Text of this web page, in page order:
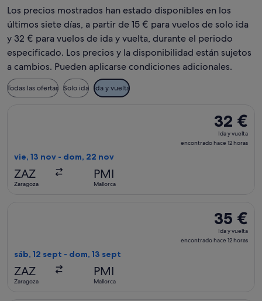
Los precios mostrados han estado disponibles en los
últimos siete días, a partir de 15 € para vuelos de solo ida
y 32 € para vuelos de ida y vuelta, durante el periodo
especificado. Los precios y la disponibilidad están sujetos
a cambios. Pueden aplicarse condiciones adicionales.
Todas las ofertas Solo ida Ida y vuelta
32 €
Ida
y
32 €
Ida y vuelta
encontrado hace 12 horas
vie, 13 nov - dom, 22 nov
ZAZ
Zaragoza
PMI
Mallorca
35 €
Ida
y
35 €
Ida y vuelta
encontrado hace 12 horas
sáb, 12 sept - dom, 13 sept
ZAZ
Zaragoza
PMI
Mallorca